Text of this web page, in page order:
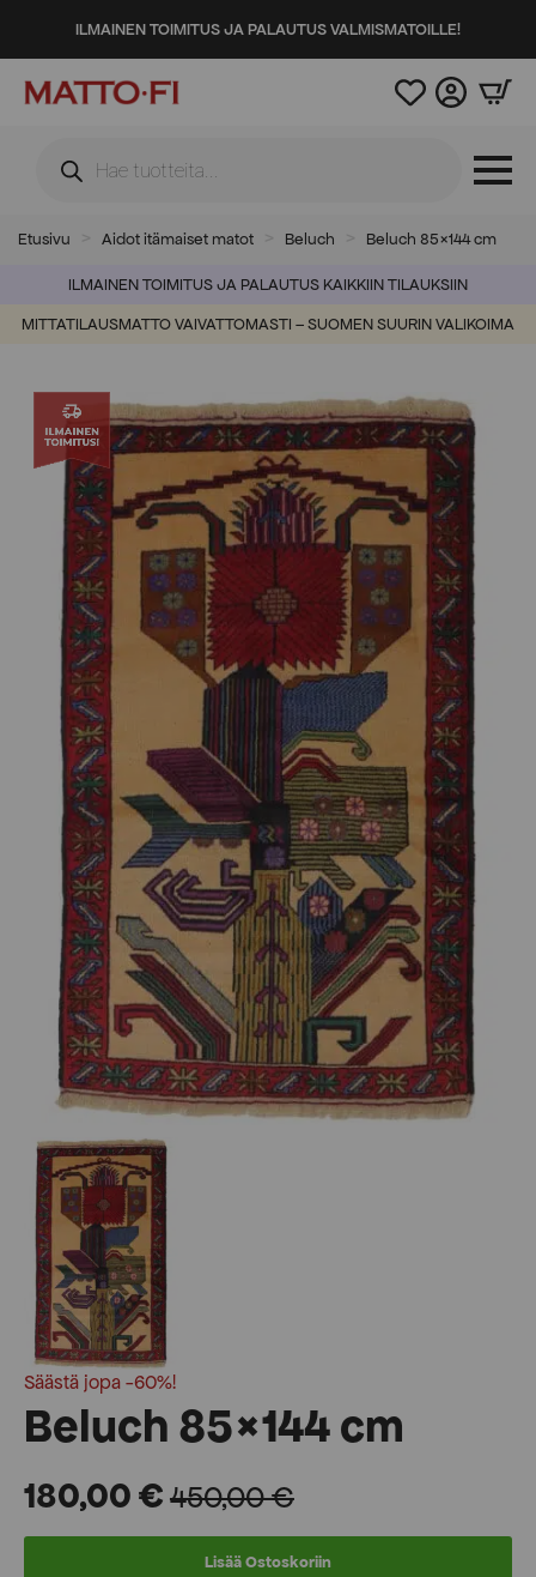
ILMAINEN TOIMITUS JA PALAUTUS VALMISMATOILLE!
search
Etusivu Aidot itämaiset matot Beluch Beluch 85×144 cm
ILMAINEN TOIMITUS JA PALAUTUS KAIKKIIN TILAUKSIIN
MITTATILAUSMATTO VAIVATTOMASTI – SUOMEN SUURIN VALIKOIMA
-60%
Säästä jopa -60%!
Beluch 85×144 cm
450,00€
Alkuperäinen
180,00€
Nykyinen
Lisää Ostoskoriin